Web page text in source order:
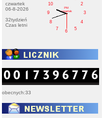
czwartek
06-8-2026
32tydzień
Czas letni
2
3
4
5
6
7
8
9
10
PM
czwartek
obecnych:33